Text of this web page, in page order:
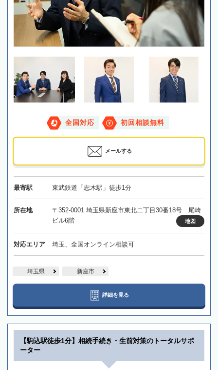
全国対応 初回相談無料
メールする
最寄駅 東武鉄道「志木駅」徒歩1分
所在地
〒352-0001 埼玉県新座市東北二丁目30番18号 尾崎
ビル6階
地図
対応エリア 埼玉、全国オンライン相談可
埼玉県 新座市
詳細を見る
【駒込駅徒歩1分】相続手続き・生前対策のトータルサポ
ーター